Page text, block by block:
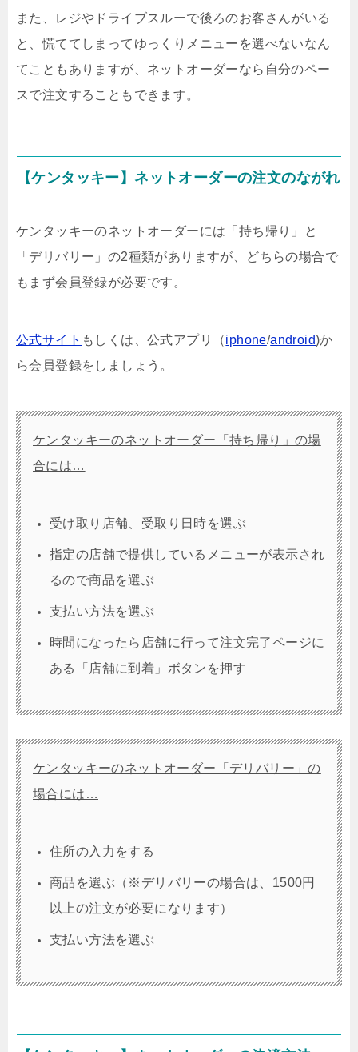
また、レジやドライブスルーで後ろのお客さんがいる
と、慌ててしまってゆっくりメニューを選べないなん
てこともありますが、ネットオーダーなら自分のペー
スで注文することもできます。
【ケンタッキー】ネットオーダーの注文のながれ
ケンタッキーのネットオーダーには「持ち帰り」と
「デリバリー」の2種類がありますが、どちらの場合で
もまず会員登録が必要です。
公式サイト もしくは、公式アプリ（iphone/android)か
ら会員登録をしましょう。
ケンタッキーのネットオーダー「持ち帰り」の場
合には…
受け取り店舗、受取り日時を選ぶ
指定の店舗で提供しているメニューが表示され
るので商品を選ぶ
支払い方法を選ぶ
時間になったら店舗に行って注文完了ページに
ある「店舗に到着」ボタンを押す
ケンタッキーのネットオーダー「デリバリー」の
場合には…
住所の入力をする
商品を選ぶ（※デリバリーの場合は、1500円
以上の注文が必要になります）
支払い方法を選ぶ